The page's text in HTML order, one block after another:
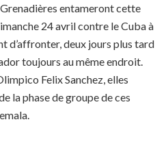
entameront cette
24 avril contre le Cuba à
d’affronter, deux jours plus tard
toujours au même endroit.
Felix Sanchez, elles
la phase de groupe de ces